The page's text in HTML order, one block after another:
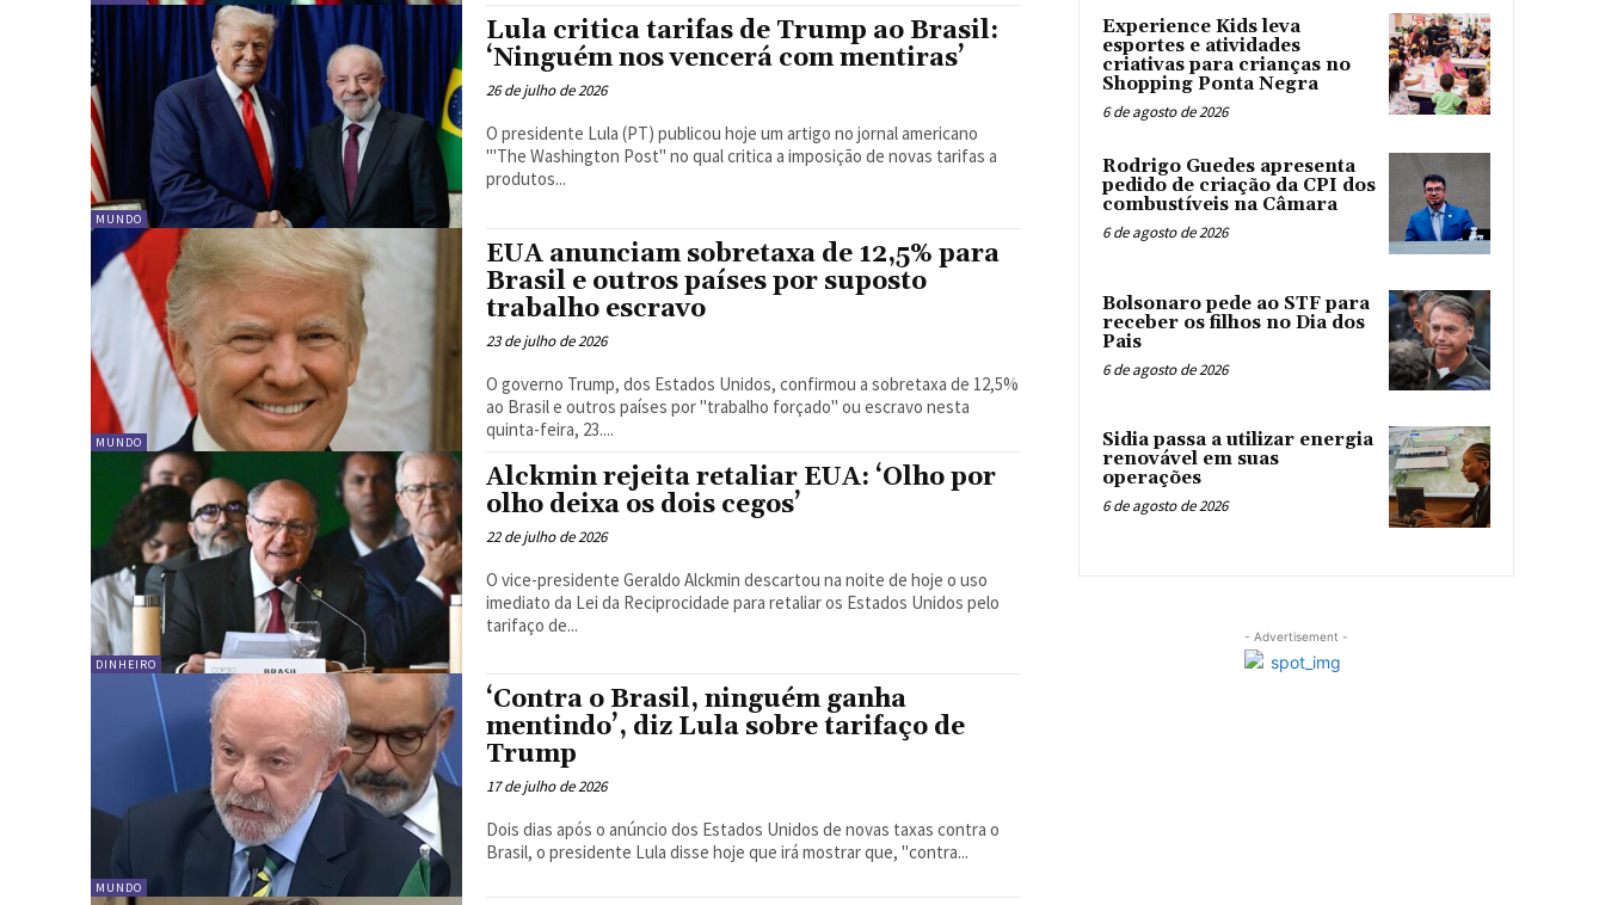
MUNDO
Lula critica tarifas de Trump ao Brasil:
‘Ninguém nos vencerá com mentiras’
26 de julho de 2026
O presidente Lula (PT) publicou hoje um artigo no jornal americano
'"The Washington Post" no qual critica a imposição de novas tarifas a
produtos...
MUNDO
EUA anunciam sobretaxa de 12,5% para
Brasil e outros países por suposto
trabalho escravo
23 de julho de 2026
O governo Trump, dos Estados Unidos, confirmou a sobretaxa de 12,5%
ao Brasil e outros países por "trabalho forçado" ou escravo nesta
quinta-feira, 23....
DINHEIRO
Alckmin rejeita retaliar EUA: ‘Olho por
olho deixa os dois cegos’
22 de julho de 2026
O vice-presidente Geraldo Alckmin descartou na noite de hoje o uso
imediato da Lei da Reciprocidade para retaliar os Estados Unidos pelo
tarifaço de...
MUNDO
‘Contra o Brasil, ninguém ganha
mentindo’, diz Lula sobre tarifaço de
Trump
17 de julho de 2026
Dois dias após o anúncio dos Estados Unidos de novas taxas contra o
Brasil, o presidente Lula disse hoje que irá mostrar que, "contra...
Experience Kids leva
esportes e atividades
criativas para crianças no
Shopping Ponta Negra
6 de agosto de 2026
Rodrigo Guedes apresenta
pedido de criação da CPI dos
combustíveis na Câmara
6 de agosto de 2026
Bolsonaro pede ao STF para
receber os filhos no Dia dos
Pais
6 de agosto de 2026
Sidia passa a utilizar energia
renovável em suas
operações
6 de agosto de 2026
- Advertisement -